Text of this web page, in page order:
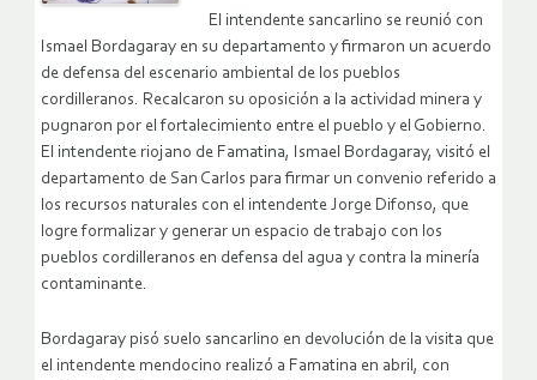
El intendente sancarlino se reunió con
Ismael Bordagaray en su departamento y firmaron un acuerdo
de defensa del escenario ambiental de los pueblos
cordilleranos. Recalcaron su oposición a la actividad minera y
pugnaron por el fortalecimiento entre el pueblo y el Gobierno.
El intendente riojano de Famatina, Ismael Bordagaray, visitó el
departamento de San Carlos para firmar un convenio referido a
los recursos naturales con el intendente Jorge Difonso, que
logre formalizar y generar un espacio de trabajo con los
pueblos cordilleranos en defensa del agua y contra la minería
contaminante.
Bordagaray pisó suelo sancarlino en devolución de la visita que
el intendente mendocino realizó a Famatina en abril, con